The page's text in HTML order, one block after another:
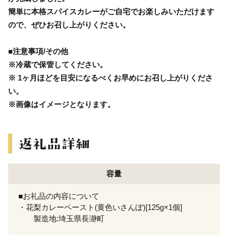
簡単に本格スパイスカレーがご自宅でお楽しみいただけます
ので、ぜひお召し上がりください。
■注意事項/その他
※冷蔵で保管してください。
※ 1ヶ月ほどを目安になるべくお早めにお召し上がりくださ
い。
※画像はイメージとなります。
容量
■お礼品の内容について
・花梨カレーペースト(黄色いさんぽ)[125g×1個]
製造地:埼玉県長瀞町